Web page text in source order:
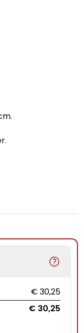
€ 30,25
€ 30,25